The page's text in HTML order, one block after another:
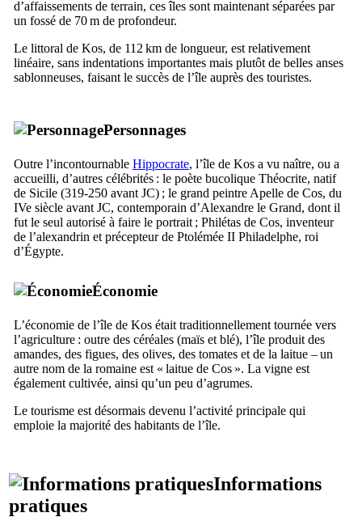
d’affaissements de terrain, ces îles sont maintenant séparées par
un fossé de 70 m de profondeur.
Le littoral de Kos, de 112 km de longueur, est relativement
linéaire, sans indentations importantes mais plutôt de belles anses
sablonneuses, faisant le succès de l’île auprès des touristes.
Personnages
Outre l’incontournable Hippocrate, l’île de Kos a vu naître, ou a
accueilli, d’autres célébrités : le poète bucolique Théocrite, natif
de Sicile (319-250 avant JC) ; le grand peintre Apelle de Cos, du
IVe siècle avant JC, contemporain d’Alexandre le Grand, dont il
fut le seul autorisé à faire le portrait ; Philétas de Cos, inventeur
de l’alexandrin et précepteur de Ptolémée II Philadelphe, roi
d’Égypte.
Économie
L’économie de l’île de Kos était traditionnellement tournée vers
l’agriculture : outre des céréales (maïs et blé), l’île produit des
amandes, des figues, des olives, des tomates et de la laitue – un
autre nom de la romaine est « laitue de Cos ». La vigne est
également cultivée, ainsi qu’un peu d’agrumes.
Le tourisme est désormais devenu l’activité principale qui
emploie la majorité des habitants de l’île.
Informations
pratiques